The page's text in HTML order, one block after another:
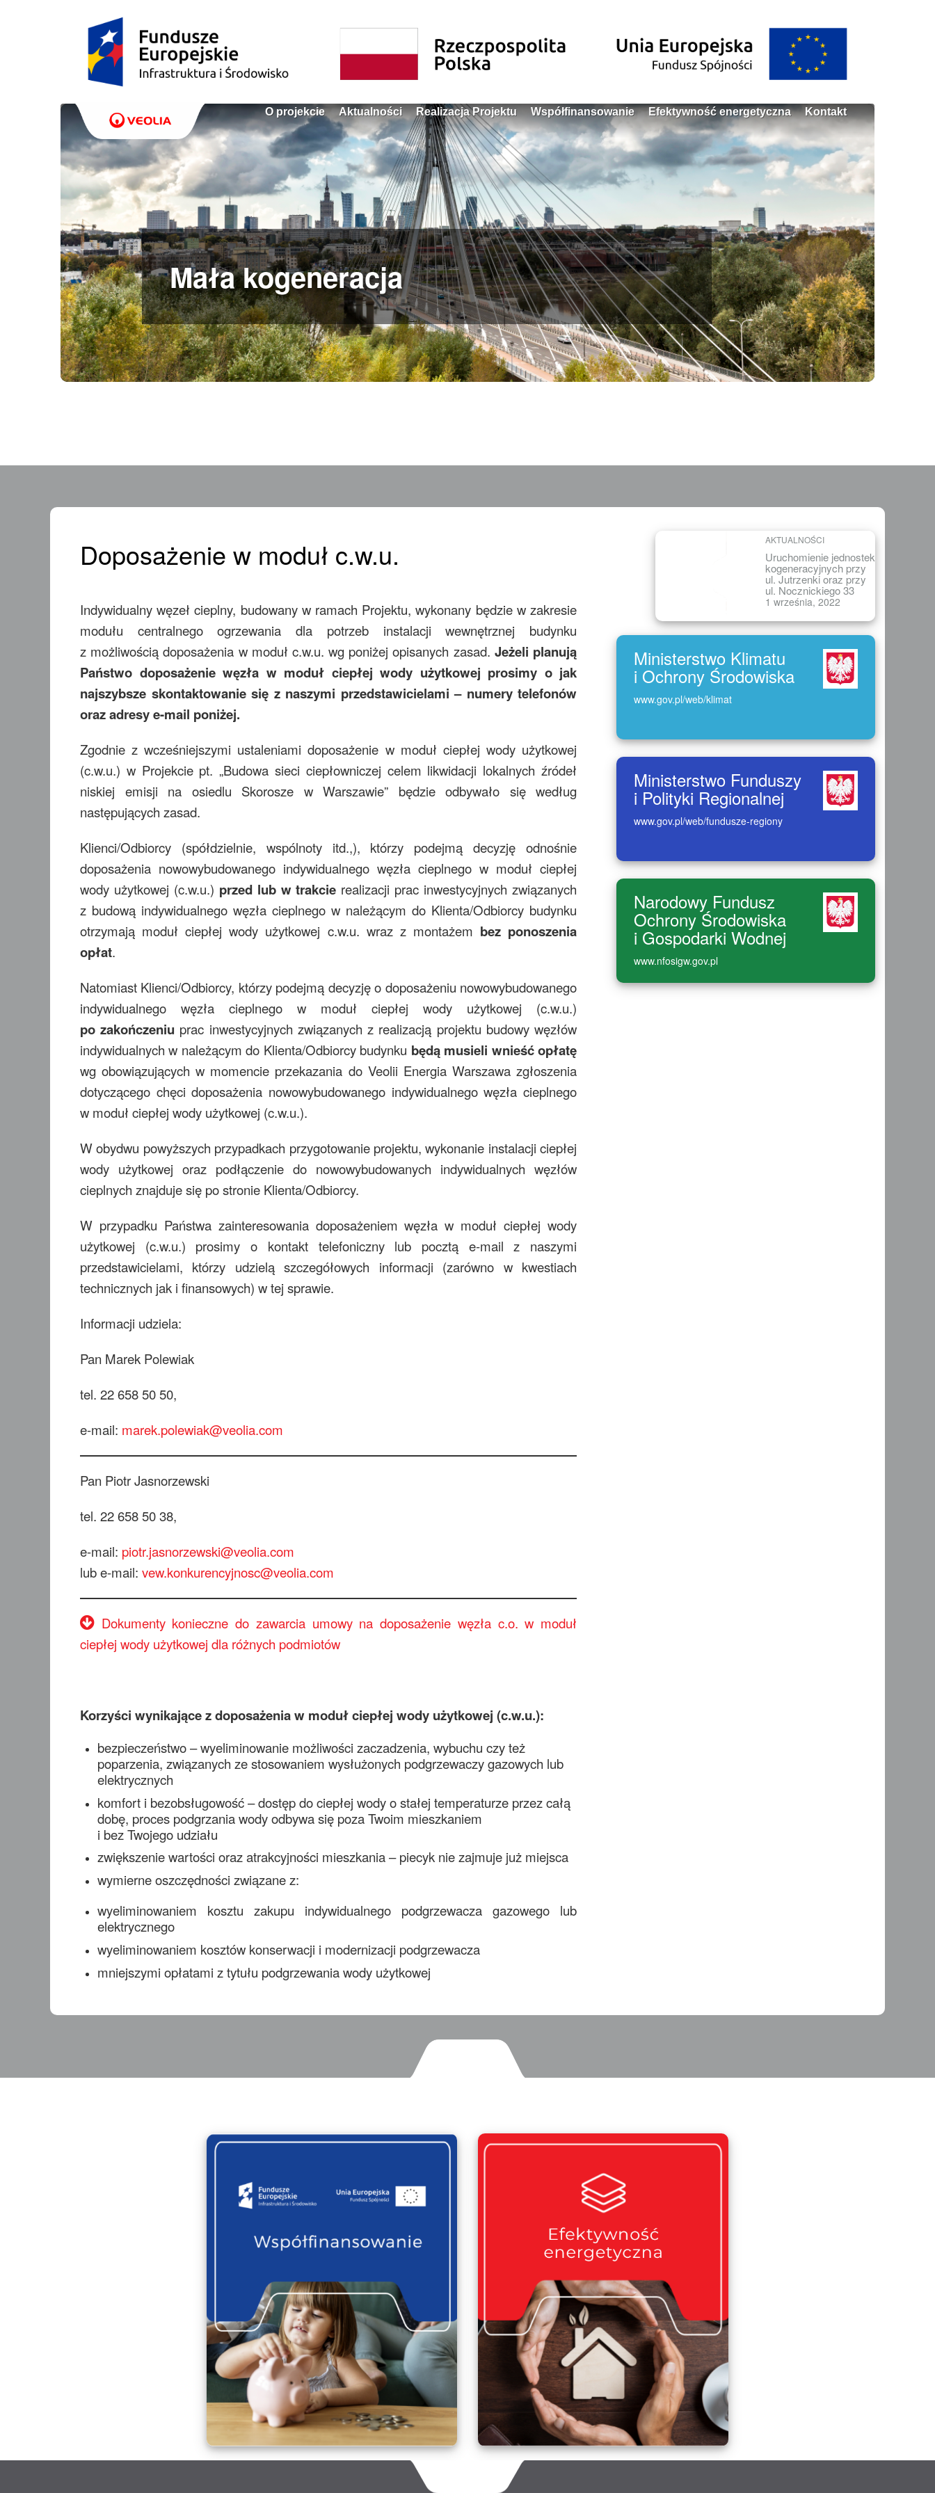
O projekcie Aktualności Realizacja Projektu Współfinansowanie Efektywność energetyczna Kontakt
Mała kogeneracja
Doposażenie w moduł c.w.u.
Indywidualny węzeł cieplny, budowany w ramach Projektu, wykonany będzie w zakresie
modułu centralnego ogrzewania dla potrzeb instalacji wewnętrznej budynku
z możliwością doposażenia w moduł c.w.u. wg poniżej opisanych zasad. Jeżeli planują
Państwo doposażenie węzła w moduł ciepłej wody użytkowej prosimy o jak
najszybsze skontaktowanie się z naszymi przedstawicielami – numery telefonów
oraz adresy e-mail poniżej.
Zgodnie z wcześniejszymi ustaleniami doposażenie w moduł ciepłej wody użytkowej
(c.w.u.) w Projekcie pt. „Budowa sieci ciepłowniczej celem likwidacji lokalnych źródeł
niskiej emisji na osiedlu Skorosze w Warszawie” będzie odbywało się według
następujących zasad.
Klienci/Odbiorcy (spółdzielnie, wspólnoty itd.,), którzy podejmą decyzję odnośnie
doposażenia nowowybudowanego indywidualnego węzła cieplnego w moduł ciepłej
wody użytkowej (c.w.u.) przed lub w trakcie realizacji prac inwestycyjnych związanych
z budową indywidualnego węzła cieplnego w należącym do Klienta/Odbiorcy budynku
otrzymają moduł ciepłej wody użytkowej c.w.u. wraz z montażem bez ponoszenia
opłat.
Natomiast Klienci/Odbiorcy, którzy podejmą decyzję o doposażeniu nowowybudowanego
indywidualnego węzła cieplnego w moduł ciepłej wody użytkowej (c.w.u.)
po zakończeniu prac inwestycyjnych związanych z realizacją projektu budowy węzłów
indywidualnych w należącym do Klienta/Odbiorcy budynku będą musieli wnieść opłatę
wg obowiązujących w momencie przekazania do Veolii Energia Warszawa zgłoszenia
dotyczącego chęci doposażenia nowowybudowanego indywidualnego węzła cieplnego
w moduł ciepłej wody użytkowej (c.w.u.).
W obydwu powyższych przypadkach przygotowanie projektu, wykonanie instalacji ciepłej
wody użytkowej oraz podłączenie do nowowybudowanych indywidualnych węzłów
cieplnych znajduje się po stronie Klienta/Odbiorcy.
W przypadku Państwa zainteresowania doposażeniem węzła w moduł ciepłej wody
użytkowej (c.w.u.) prosimy o kontakt telefoniczny lub pocztą e-mail z naszymi
przedstawicielami, którzy udzielą szczegółowych informacji (zarówno w kwestiach
technicznych jak i finansowych) w tej sprawie.
Informacji udziela:
Pan Marek Polewiak
tel. 22 658 50 50,
e-mail: marek.polewiak@veolia.com
Pan Piotr Jasnorzewski
tel. 22 658 50 38,
e-mail: piotr.jasnorzewski@veolia.com
lub e-mail: vew.konkurencyjnosc@veolia.com
Dokumenty konieczne do zawarcia umowy na doposażenie węzła c.o. w moduł
ciepłej wody użytkowej dla różnych podmiotów
Korzyści wynikające z doposażenia w moduł ciepłej wody użytkowej (c.w.u.):
bezpieczeństwo – wyeliminowanie możliwości zaczadzenia, wybuchu czy też
poparzenia, związanych ze stosowaniem wysłużonych podgrzewaczy gazowych lub
elektrycznych
komfort i bezobsługowość – dostęp do ciepłej wody o stałej temperaturze przez całą
dobę, proces podgrzania wody odbywa się poza Twoim mieszkaniem
i bez Twojego udziału
zwiększenie wartości oraz atrakcyjności mieszkania – piecyk nie zajmuje już miejsca
wymierne oszczędności związane z:
wyeliminowaniem kosztu zakupu indywidualnego podgrzewacza gazowego lub
elektrycznego
wyeliminowaniem kosztów konserwacji i modernizacji podgrzewacza
mniejszymi opłatami z tytułu podgrzewania wody użytkowej
AKTUALNOŚCI
Uruchomienie jednostek
kogeneracyjnych przy
ul. Jutrzenki oraz przy
ul. Nocznickiego 33
1 września, 2022
Ministerstwo Klimatu
i Ochrony Środowiska
www.gov.pl/web/klimat
Ministerstwo Funduszy
i Polityki Regionalnej
www.gov.pl/web/fundusze-regiony
Narodowy Fundusz
Ochrony Środowiska
i Gospodarki Wodnej
www.nfosigw.gov.pl